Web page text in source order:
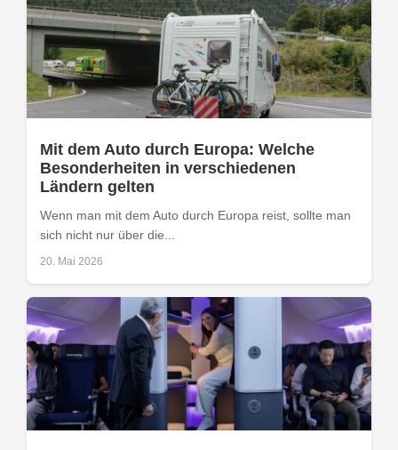
Mit dem Auto durch Europa: Welche
Besonderheiten in verschiedenen
Ländern gelten
Wenn man mit dem Auto durch Europa reist, sollte man
sich nicht nur über die...
20. Mai 2026